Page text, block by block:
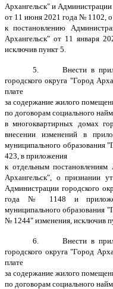
Архангельск" и
от 11 июня 2021 года № 1102,
к постановлению
Архангельск" от 11 января
исключив пункт 5.
5. Внести в
городского округа "Город
плате
за содержание жилого
по договорам социального
в многоквартирных домах
внесении изменений в
муниципального образования
423, в приложения
к отдельным постановлениям
Архангельск", о признании
Администрации городского
года № 1148 и
муниципального образования
№ 1244" изменения, исключив
6. Внести в
городского округа "Город
плате
за содержание жилого
по договорам социального